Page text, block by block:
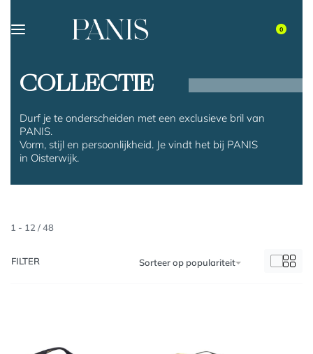
0
COLLECTIE
Durf je te onderscheiden met een exclusieve bril van
PANIS.
Vorm, stijl en persoonlijkheid. Je vindt het bij PANIS
in Oisterwijk.
1 - 12 /48
Sorteer op populariteit
FILTER